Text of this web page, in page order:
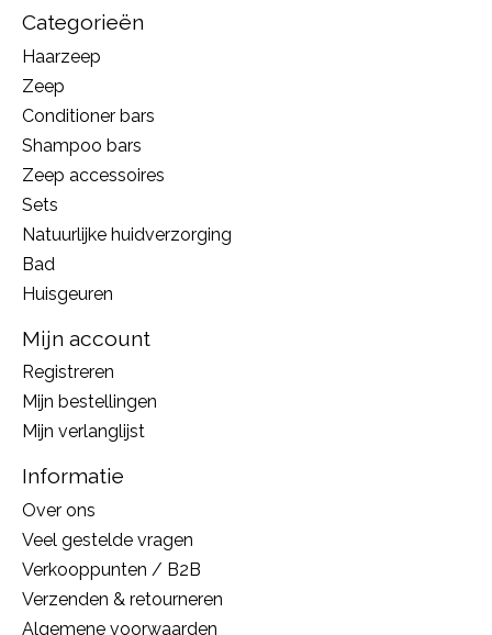
Categorieën
Haarzeep
Zeep
Conditioner bars
Shampoo bars
Zeep accessoires
Sets
Natuurlijke huidverzorging
Bad
Huisgeuren
Mijn account
Registreren
Mijn bestellingen
Mijn verlanglijst
Informatie
Over ons
Veel gestelde vragen
Verkooppunten / B2B
Verzenden & retourneren
Algemene voorwaarden